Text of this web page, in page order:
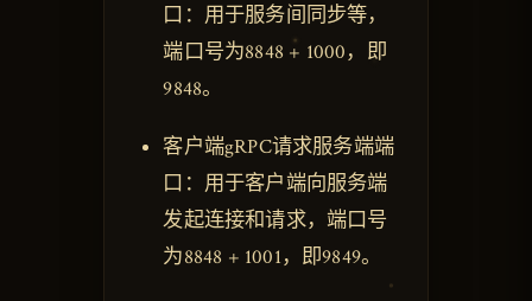
口：用于服务间同步等，
端口号为8848 + 1000，即
9848。
客户端gRPC请求服务端端
口：用于客户端向服务端
发起连接和请求，端口号
为8848 + 1001，即9849。